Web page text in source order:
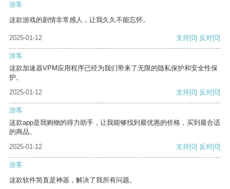
游客
这款游戏的剧情非常感人，让我久久不能忘怀。
2025-01-12 支持[0] 反对[0]
游客
这款加速器VPM应用程序已经为我们带来了无限的隐私保护和安全性保
护。
2025-01-12
支持[0] 反对[0]
游客
这款app是我购物的得力助手，让我能够找到最优惠的价格，买到最合适
的商品。
2025-01-12
支持[0] 反对[0]
游客
这款软件简直是神器，解决了我所有问题。